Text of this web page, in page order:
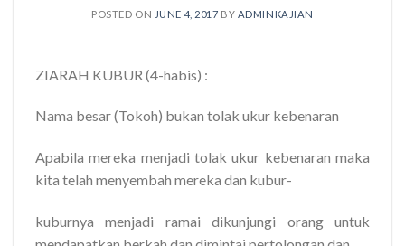
POSTED ON JUNE 4, 2017 BY ADMINKAJIAN
ZIARAH KUBUR (4-habis) :
Nama besar (Tokoh) bukan tolak ukur kebenaran
Apabila mereka menjadi tolak ukur kebenaran maka
kita telah menyembah mereka dan kubur-
kuburnya menjadi ramai dikunjungi orang untuk